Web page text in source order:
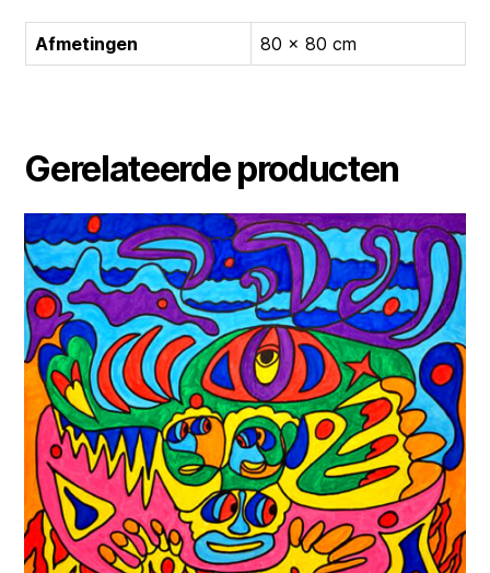
Afmetingen 80 × 80 cm
Gerelateerde producten